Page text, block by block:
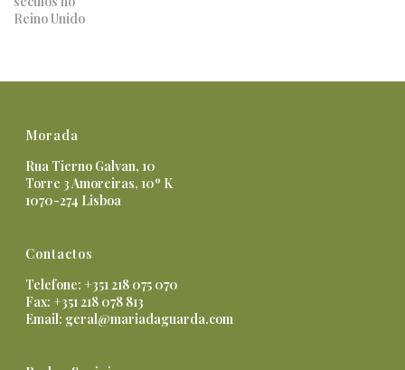
Morada
Rua Tierno Galvan, 10
Torre 3 Amoreiras, 10º K
1070-274 Lisboa
Contactos
Telefone: +351 218 075 070
Fax: +351 218 078 813
Email: geral@mariadaguarda.com